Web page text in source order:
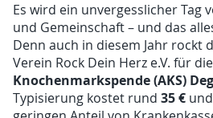
Es wird ein unvergesslicher Tag
und Gemeinschaft – und das
Denn auch in diesem Jahr rockt
Verein Rock Dein Herz e.V. für
Knochenmarkspende (AKS)
Typisierung kostet rund35 €